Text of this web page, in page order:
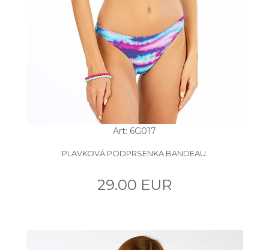
Art: 6G017
PLAVKOVÁ PODPRSENKA BANDEAU.
29.00 EUR